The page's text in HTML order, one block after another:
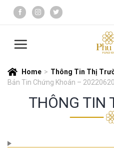
content
Home > Thông Tin Thị
Bản Tin Chứng Khoán – 20220620
THÔNG TIN